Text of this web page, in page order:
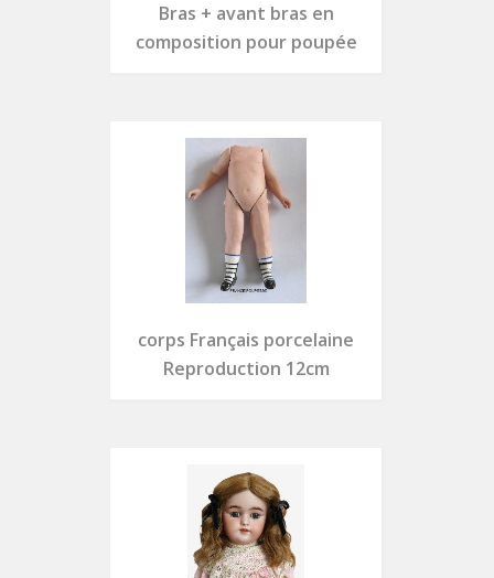
Bras + avant bras en
composition pour poupée
corps Français porcelaine
Reproduction 12cm